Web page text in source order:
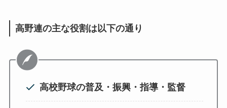
高野連の主な役割は以下の通り
高校野球の普及・振興・指導・監督